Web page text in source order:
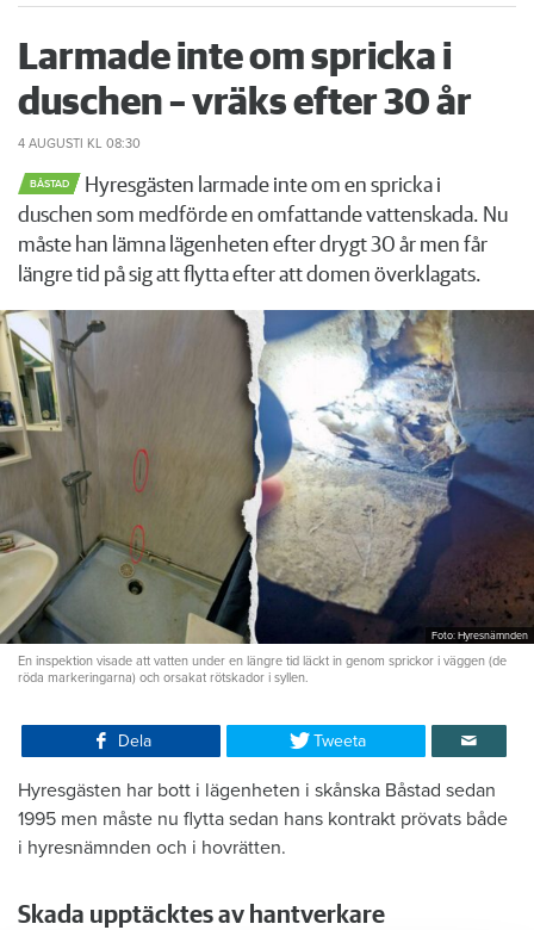
Larmade inte om spricka i
duschen – vräks efter 30 år
4 AUGUSTI KL 08:30
BÅSTAD
Hyresgästen larmade inte om en spricka i
duschen som medförde en omfattande vattenskada. Nu
måste han lämna lägenheten efter drygt 30 år men får
längre tid på sig att flytta efter att domen överklagats.
Foto: Hyresnämnden
En inspektion visade att vatten under en längre tid läckt in genom sprickor i väggen (de
röda markeringarna) och orsakat rötskador i syllen.
Dela Tweeta
Hyresgästen har bott i lägenheten i skånska Båstad sedan
1995 men måste nu flytta sedan hans kontrakt prövats både
i hyresnämnden och i hovrätten.
Skada upptäcktes av hantverkare